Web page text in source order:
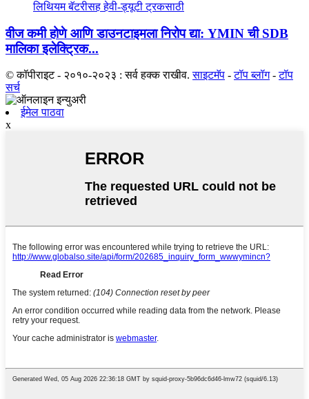
वीज कमी होणे आणि डाउनटाइमला निरोप द्या: YMIN ची SDB
मालिका इलेक्ट्रिक...
© कॉपीराइट - २०१०-२०२३ : सर्व हक्क राखीव. साइटमॅप -टॉप ब्लॉग-टॉप
सर्च
ईमेल पाठवा
x